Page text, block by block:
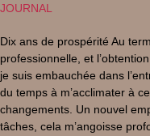
JOURNAL
Dix ans de prospérité Au
professionnelle, et
je suis embauchée dans
du temps à m’acclimater à
changements. Un nouvel
tâches, cela m’angoisse